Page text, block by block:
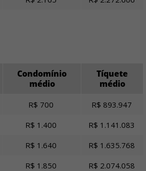
Condomínio
médio
Tíquete
médio
R$ 700
R$ 893.947
R$ 1.400
R$ 1.141.083
R$ 1.640
R$ 1.635.768
R$ 1.850
R$ 2.074.058